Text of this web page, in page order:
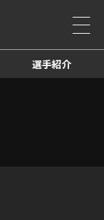
選手紹介
お知らせ詳細